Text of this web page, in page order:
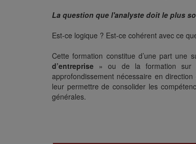
La question que l'analyste doit le plus
Est-ce logique ? Est-ce cohérent avec ce
Cette formation constitue d’une part une
d’entreprise » ou de la formation sur
approfondissement nécessaire en
leur permettre de consolider les
générales.